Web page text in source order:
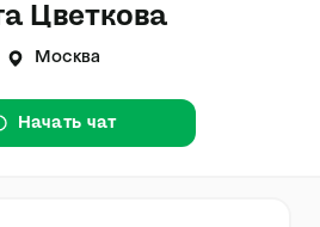
Цветкова
Москва
Начать чат